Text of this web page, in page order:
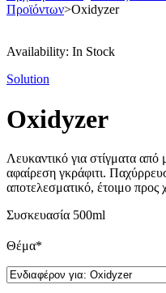
Προϊόντων>Oxidyzer
Availability: In Stock
Solution
Oxidyzer
Λευκαντικό για στίγματα
αφαίρεση γκράφιτι.
αποτελεσματικό, έτοιμο προς
Συσκευασία 500ml
Θέμα*